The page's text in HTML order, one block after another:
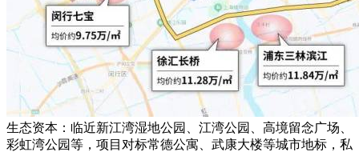
生态资本：临近新江湾湿地公园、江湾公园、高境留念广场、
彩虹湾公园等，项目对标常德公寓、武康大楼等城市地标，私